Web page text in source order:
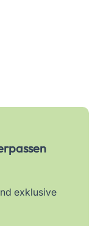
exklusive